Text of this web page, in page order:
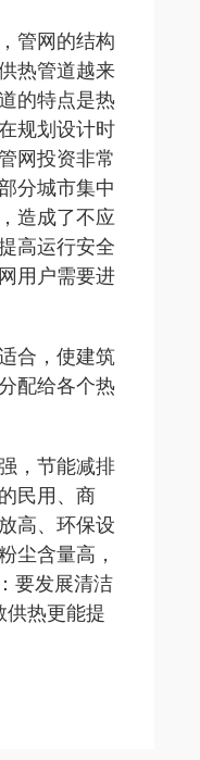
管网的结构
热管道越来
的特点是热
规划设计时
网投资非常
分城市集中
造成了不应
高运行安全
用户需要进
合，使建筑
配给各个热
，节能减排
民用、商
高、环保设
尘含量高，
要发展清洁
供热更能提